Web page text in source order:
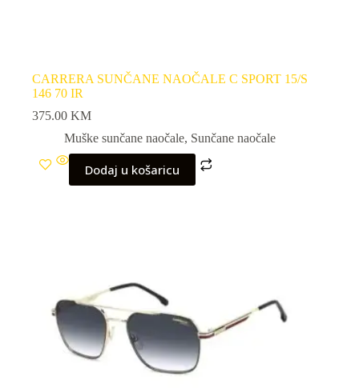
CARRERA SUNČANE NAOČALE C SPORT 15/S
146 70 IR
375.00 KM
Muške sunčane naočale, Sunčane naočale
Dodaj u košaricu